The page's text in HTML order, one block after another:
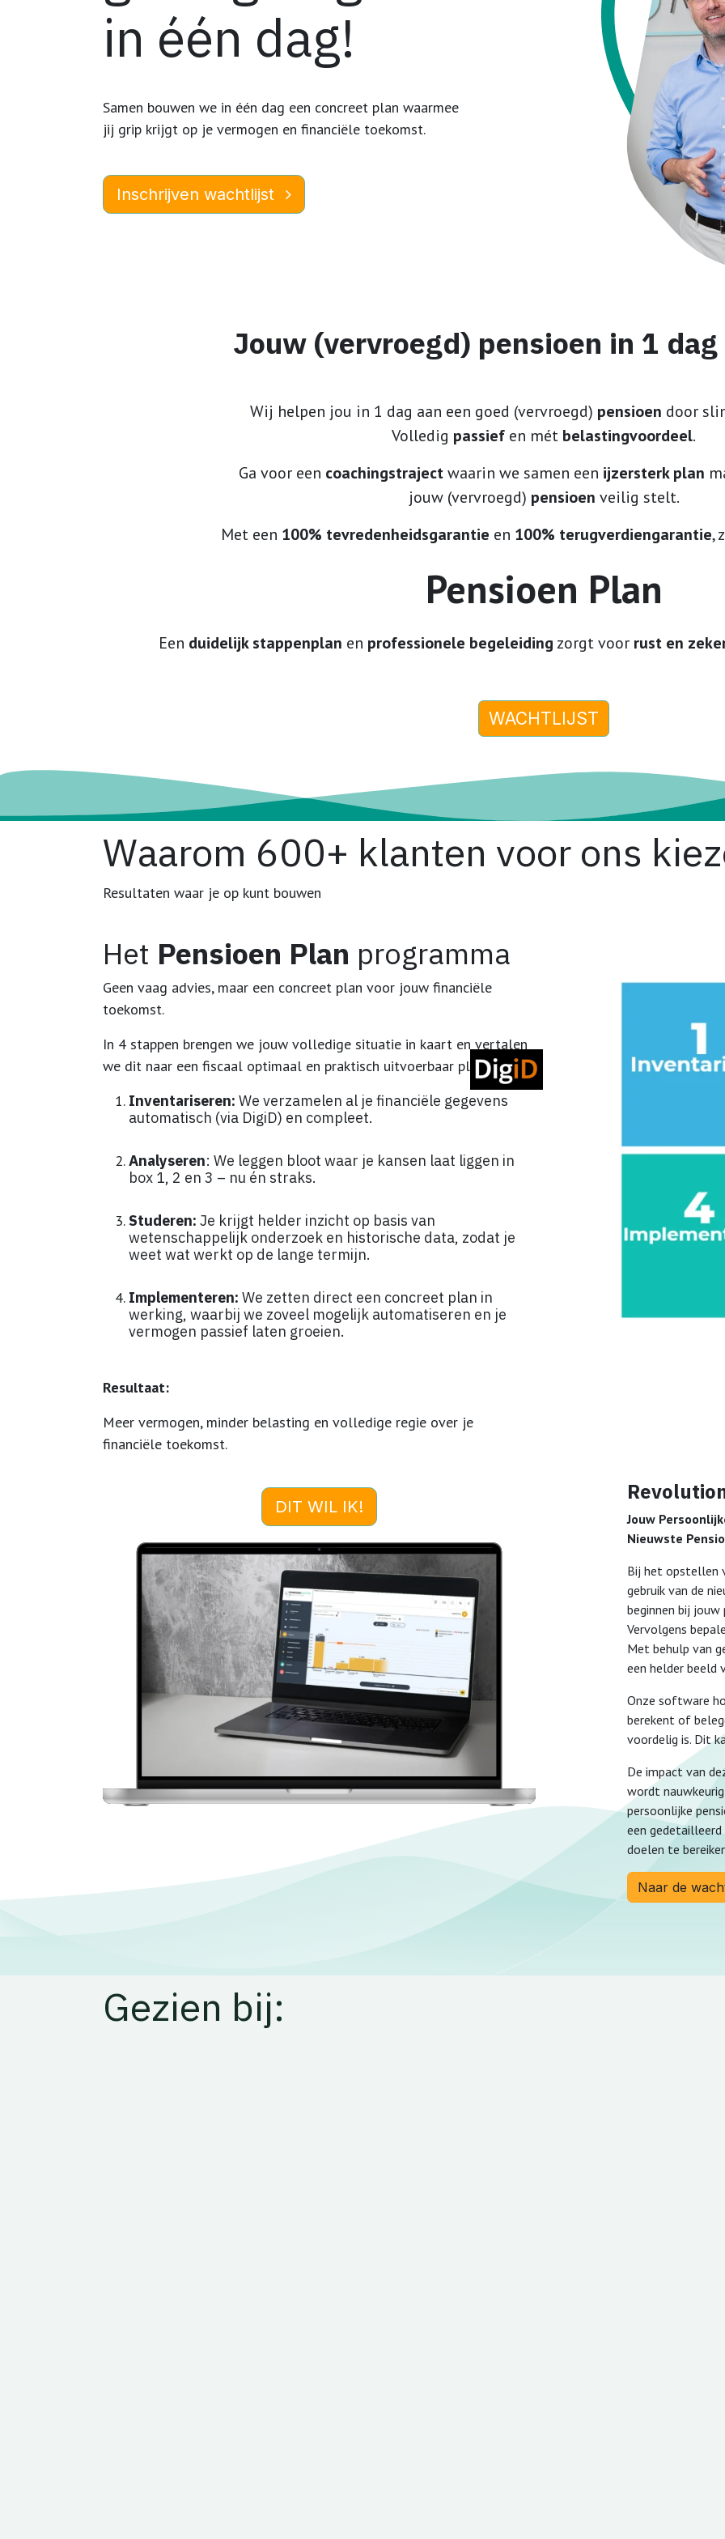
in één dag!
Samen bouwen we in één dag een concreet plan waarmee
jij grip krijgt op je vermogen en financiële toekomst.
Inschrijven wachtlijst
Jouw (vervroegd) pensioen in 1 dag
Wij helpen jou in 1 dag aan een goed (vervroegd) pensioen door
Volledig passief en mét belastingvoordeel.
Ga voor een coachingstrajectwaarin we samen een ijzersterk plan
jouw (vervroegd) pensioen veilig stelt.
Met een 100% tevredenheidsgarantie en 100% terugverdiengarantie,
​Pensioen Plan
Een duidelijk stappenplan en professionele begeleiding zorgt voor rust en
WACHTLIJST
Waarom 600+ klanten voor ons
Resultaten waar je op kunt bouwen
Het Pensioen Plan programma
Geen vaag advies, maar een concreet plan voor jouw financiële
toekomst.
In 4 stappen brengen we jouw volledige situatie in kaart en vertalen
we dit naar een fiscaal optimaal en praktisch uitvoerbaar plan.
Inventariseren: We verzamelen al je financiële gegevens
automatisch (via DigiD) en compleet.
Analyseren: We leggen bloot waar je kansen laat liggen in
box 1, 2 en 3 – nu én straks.
Studeren: Je krijgt helder inzicht op basis van
wetenschappelijk onderzoek en historische data, zodat je
weet wat werkt op de lange termijn.
Implementeren: We zetten direct een concreet plan in
werking, waarbij we zoveel mogelijk automatiseren en je
vermogen passief laten groeien.
Resultaat:
Meer vermogen, minder belasting en volledige regie over je
financiële toekomst.
DIT WIL IK!
Jouw
Nieuwste
Bij het opstellen
gebruik van de
beginnen bij
Vervolgens
Met behulp van
een helder beeld
Onze software
berekent of
voordelig is. Dit
De impact van
wordt
persoonlijke
een
doelen te
Naar de
Gezien bij: